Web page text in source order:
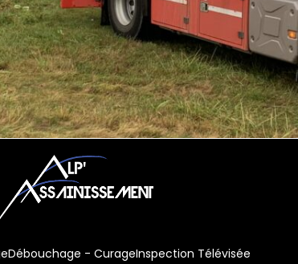
Débouchage - CurageInspection Télévisée